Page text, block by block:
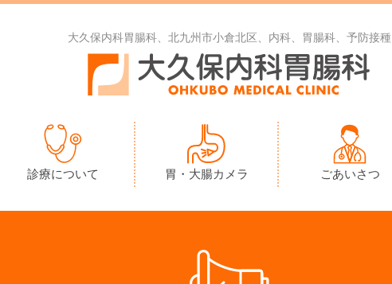
大久保内科胃腸科、北九州市小倉北区、内科、胃腸科、予防接種
診療について 胃・大腸カメラ ごあいさつ